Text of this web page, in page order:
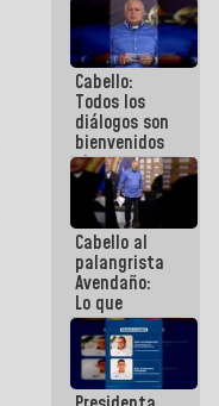
narrativa
hegemónica?
(1)
Cabello:
Todos los
diálogos son
bienvenidos
siempre que
estén en el
marco de la
Constitución
de la
República
Cabello al
palangrista
Avendaño:
Lo que
vayas a
escribir
hazlo hoy
por que no